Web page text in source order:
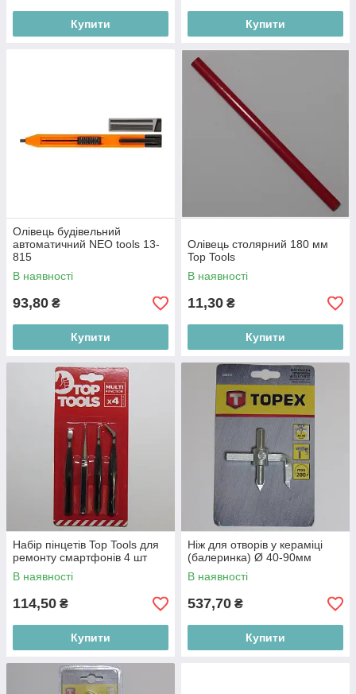
Купити Купити
Олівець будівельний
автоматичний NEO tools 13-
815
В наявності
93,80 ₴
Купити
Олівець столярний 180 мм
Top Tools
В наявності
11,30 ₴
Купити
Набір пінцетів Top Tools для
ремонту смартфонів 4 шт
В наявності
114,50 ₴
Купити
Ніж для отворів у кераміці
(балеринка) Ø 40-90мм
В наявності
537,70 ₴
Купити